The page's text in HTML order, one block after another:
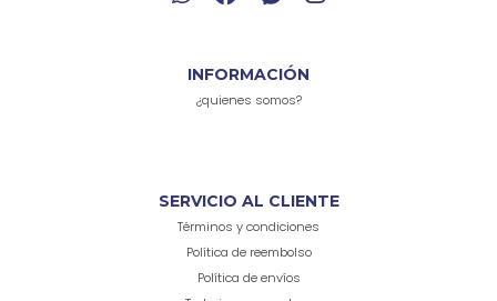
INFORMACIÓN
¿quienes somos?
SERVICIO AL CLIENTE
Términos y condiciones
Política de reembolso
Política de envíos